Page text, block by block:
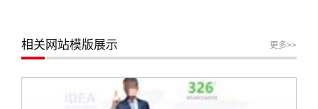
相关网站模版展示 更多>>